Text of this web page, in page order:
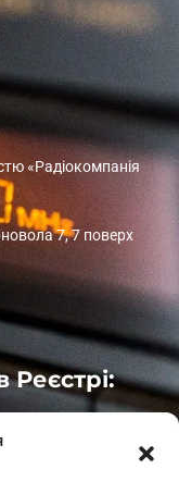
«Радіокомпанія
7, 7 поверх
Реєстрі: